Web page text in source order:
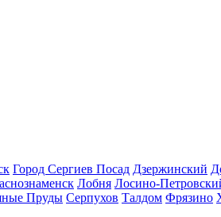
Город Сергиев Посад Дзержинский
Лобня Лосино-
Пруды Серпухов Талдом Фрязино